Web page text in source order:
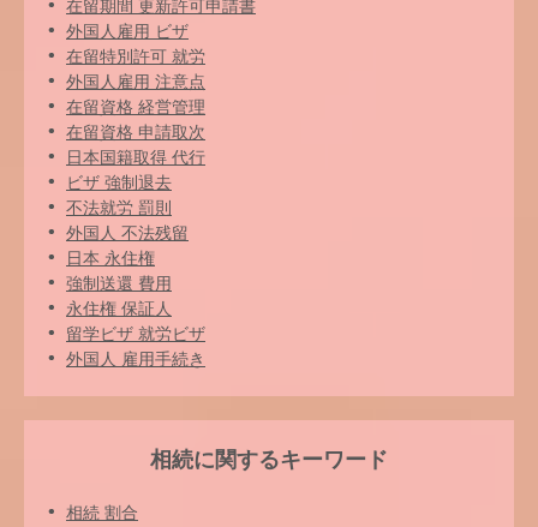
在留期間 更新許可申請書
外国人雇用 ビザ
在留特別許可 就労
外国人雇用 注意点
在留資格 経営管理
在留資格 申請取次
日本国籍取得 代行
ビザ 強制退去
不法就労 罰則
外国人 不法残留
日本 永住権
強制送還 費用
永住権 保証人
留学ビザ 就労ビザ
外国人 雇用手続き
相続に関するキーワード
相続 割合